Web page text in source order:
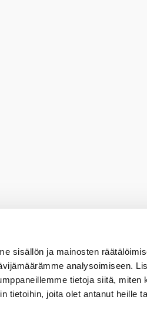
sisällön ja mainosten
analysoimiseen.
tietoja siitä,
tietoihin, joita olet antanut heille